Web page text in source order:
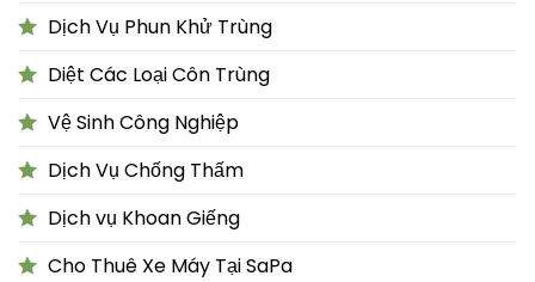
Dịch Vụ Phun Khử Trùng
Diệt Các Loại Côn Trùng
Vệ Sinh Công Nghiệp
Dịch Vụ Chống Thấm
Dịch vụ Khoan Giếng
Cho Thuê Xe Máy Tại SaPa